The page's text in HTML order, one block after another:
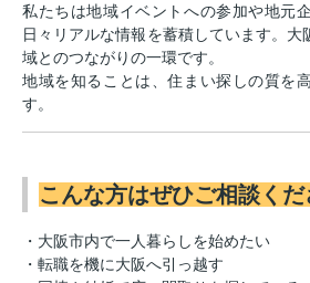
私たちは地域イベントへの参加や地元
日々リアルな情報を蓄積しています。
域とのつながりの一環です。
地域を知ることは、住まい探しの質を
す。
こんな方はぜひご相談くだ
・大阪市内で一人暮らしを始めたい
・転職を機に大阪へ引っ越す